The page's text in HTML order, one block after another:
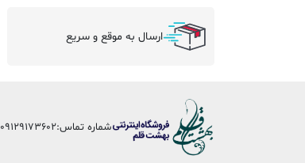
ارسال به موقع و سریع
شماره تماس:09129173602